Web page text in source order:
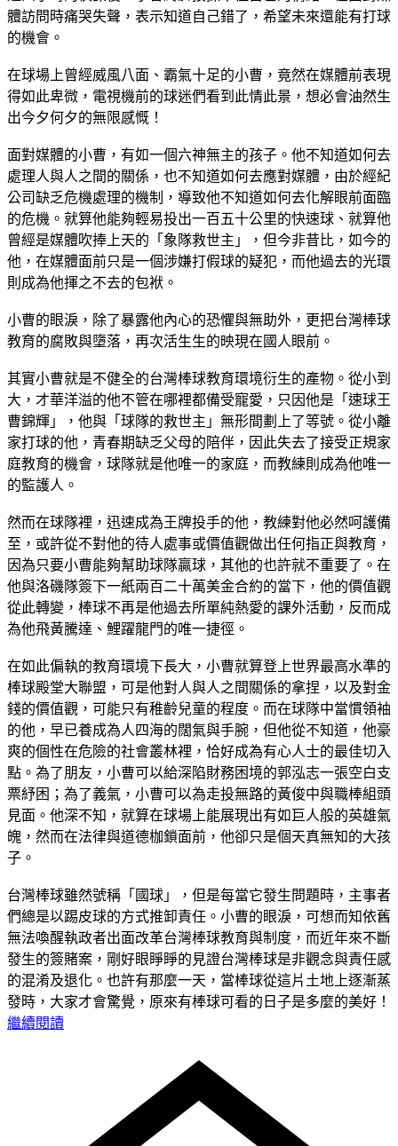
體訪問時痛哭失聲，表示知道自己錯了，希望未來還能有打球
的機會。
在球場上曾經威風八面、霸氣十足的小曹，竟然在媒體前表現
得如此卑微，電視機前的球迷們看到此情此景，想必會油然生
出今夕何夕的無限感慨！
面對媒體的小曹，有如一個六神無主的孩子。他不知道如何去
處理人與人之間的關係，也不知道如何去應對媒體，由於經紀
公司缺乏危機處理的機制，導致他不知道如何去化解眼前面臨
的危機。就算他能夠輕易投出一百五十公里的快速球、就算他
曾經是媒體吹捧上天的「象隊救世主」，但今非昔比，如今的
他，在媒體面前只是一個涉嫌打假球的疑犯，而他過去的光環
則成為他揮之不去的包袱。
小曹的眼淚，除了暴露他內心的恐懼與無助外，更把台灣棒球
教育的腐敗與墮落，再次活生生的映現在國人眼前。
其實小曹就是不健全的台灣棒球教育環境衍生的產物。從小到
大，才華洋溢的他不管在哪裡都備受寵愛，只因他是「速球王
曹錦輝」，他與「球隊的救世主」無形間劃上了等號。從小離
家打球的他，青春期缺乏父母的陪伴，因此失去了接受正規家
庭教育的機會，球隊就是他唯一的家庭，而教練則成為他唯一
的監護人。
然而在球隊裡，迅速成為王牌投手的他，教練對他必然呵護備
至，或許從不對他的待人處事或價值觀做出任何指正與教育，
因為只要小曹能夠幫助球隊贏球，其他的也許就不重要了。在
他與洛磯隊簽下一紙兩百二十萬美金合約的當下，他的價值觀
從此轉變，棒球不再是他過去所單純熱愛的課外活動，反而成
為他飛黃騰達、鯉躍龍門的唯一捷徑。
在如此偏執的教育環境下長大，小曹就算登上世界最高水準的
棒球殿堂大聯盟，可是他對人與人之間關係的拿捏，以及對金
錢的價值觀，可能只有稚齡兒童的程度。而在球隊中當慣領袖
的他，早已養成為人四海的闊氣與手腕，但他從不知道，他豪
爽的個性在危險的社會叢林裡，恰好成為有心人士的最佳切入
點。為了朋友，小曹可以給深陷財務困境的郭泓志一張空白支
票紓困；為了義氣，小曹可以為走投無路的黃俊中與職棒組頭
見面。他深不知，就算在球場上能展現出有如巨人般的英雄氣
魄，然而在法律與道德枷鎖面前，他卻只是個天真無知的大孩
子。
台灣棒球雖然號稱「國球」，但是每當它發生問題時，主事者
們總是以踢皮球的方式推卸責任。小曹的眼淚，可想而知依舊
無法喚醒執政者出面改革台灣棒球教育與制度，而近年來不斷
發生的簽賭案，剛好眼睜睜的見證台灣棒球是非觀念與責任感
的混淆及退化。也許有那麼一天，當棒球從這片土地上逐漸蒸
發時，大家才會驚覺，原來有棒球可看的日子是多麼的美好！
繼續閱讀